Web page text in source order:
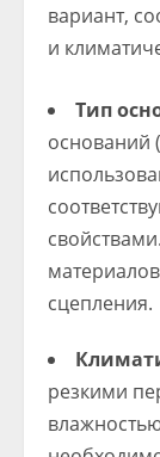
вариант,
и
Тип
оснований
сцепления.
резкими